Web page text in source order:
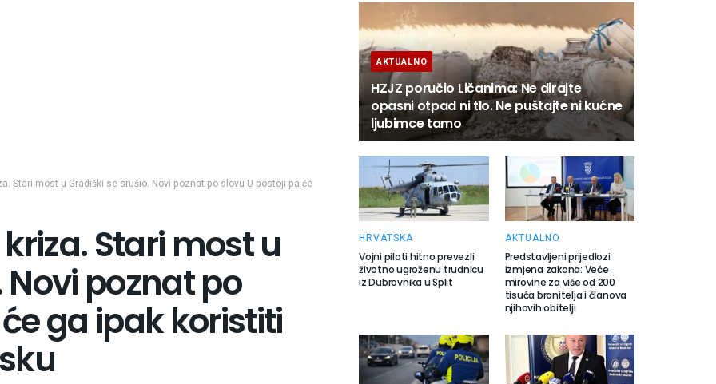
Stari most u Gradiški se srušio. Novi poznat po slovu U postoji pa će
Stari most u
poznat po
ga ipak koristiti
AKTUALNO
HZJZ poručio Ličanima: Ne dirajte
opasni otpad ni tlo. Ne puštajte ni kućne
ljubimce tamo
HRVATSKA
Vojni piloti hitno prevezli
životno ugroženu trudnicu
iz Dubrovnika u Split
AKTUALNO
Predstavljeni prijedlozi
izmjena zakona: Veće
mirovine za više od 200
tisuća branitelja i članova
njihovih obitelji